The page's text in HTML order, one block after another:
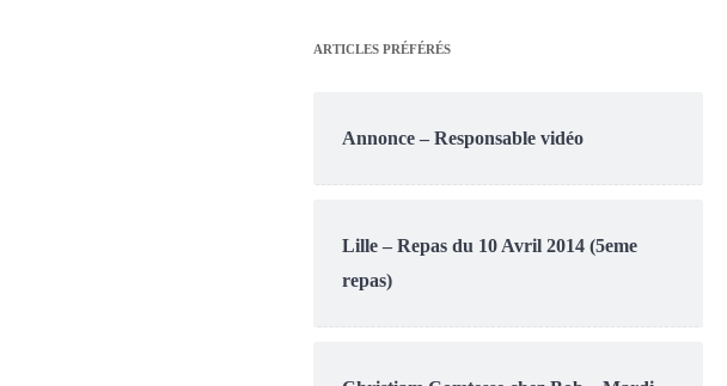
ARTICLES PRÉFÉRÉS
Annonce – Responsable vidéo
Lille – Repas du 10 Avril 2014 (5eme
repas)